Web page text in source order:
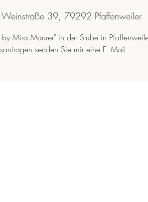
Weinstraße 39, 79292 Pfaffenweiler
Mira Maurer" in der Stube in